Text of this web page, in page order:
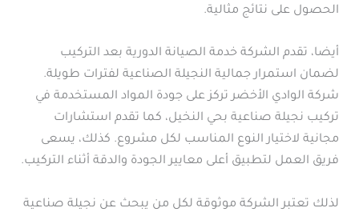
الحصول على نتائج مثالية.
أيضا، تقدم الشركة خدمة الصيانة الدورية بعد التركيب
لضمان استمرار جمالية النجيلة الصناعية لفترات طويلة.
شركة الوادي الأخضر تركز على جودة المواد المستخدمة في
تركيب نجيلة صناعية بحي النخيل، كما تقدم استشارات
مجانية لاختيار النوع المناسب لكل مشروع. كذلك، يسعى
فريق العمل لتطبيق أعلى معايير الجودة والدقة أثناء التركيب.
لذلك تعتبر الشركة موثوقة لكل من يبحث عن نجيلة صناعية